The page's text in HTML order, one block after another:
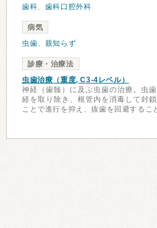
歯科、 歯科口腔外科
病気
虫歯、 親知らず
診療・治療法
虫歯治療（重度, C3-4レベル）
神経（歯髄）に及ぶ虫歯の治療。虫
経を取り除き、根管内を消毒して封
ことで進行を抑え、抜歯を回避するこ